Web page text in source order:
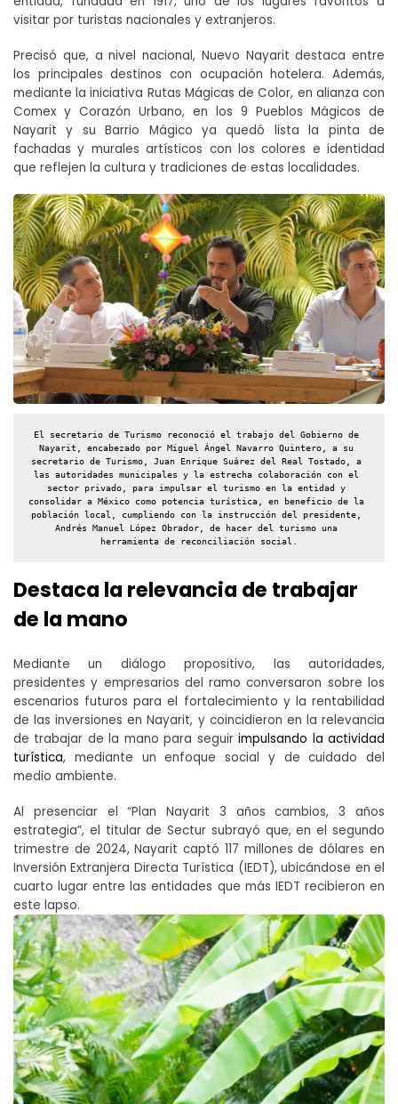
visitar por turistas nacionales y extranjeros.
Precisó que, a nivel nacional, Nuevo Nayarit destaca entre
los principales destinos con ocupación hotelera. Además,
mediante la iniciativa Rutas Mágicas de Color, en alianza con
Comex y Corazón Urbano, en los 9 Pueblos Mágicos de
Nayarit y su Barrio Mágico ya quedó lista la pinta de
fachadas y murales artísticos con los colores e identidad
que reflejen la cultura y tradiciones de estas localidades.
El secretario de Turismo reconoció el trabajo del Gobierno de
Nayarit, encabezado por Miguel Ángel Navarro Quintero, a su
secretario de Turismo, Juan Enrique Suárez del Real Tostado, a
las autoridades municipales y la estrecha colaboración con el
sector privado, para impulsar el turismo en la entidad y
consolidar a México como potencia turística, en beneficio de la
población local, cumpliendo con la instrucción del presidente,
Andrés Manuel López Obrador, de hacer del turismo una
herramienta de reconciliación social.
Destaca la relevancia de trabajar
de la mano
Mediante un diálogo propositivo, las autoridades,
presidentes y empresarios del ramo conversaron sobre los
escenarios futuros para el fortalecimiento y la rentabilidad
de las inversiones en Nayarit, y coincidieron en la relevancia
de trabajar de la mano para seguirimpulsando la actividad
turística, mediante un enfoque social y de cuidado del
medio ambiente.
Al presenciar el “Plan Nayarit 3 años cambios, 3 años
estrategia”, el titular de Sectur subrayó que, en el segundo
trimestre de 2024, Nayarit captó 117 millones de dólares en
Inversión Extranjera Directa Turística (IEDT), ubicándose en el
cuarto lugar entre las entidades que más IEDT recibieron en
este lapso.